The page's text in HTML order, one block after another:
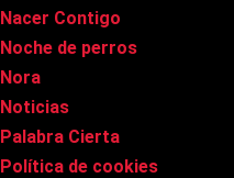
Nacer Contigo
Noche de perros
Nora
Noticias
Palabra Cierta
Política de cookies